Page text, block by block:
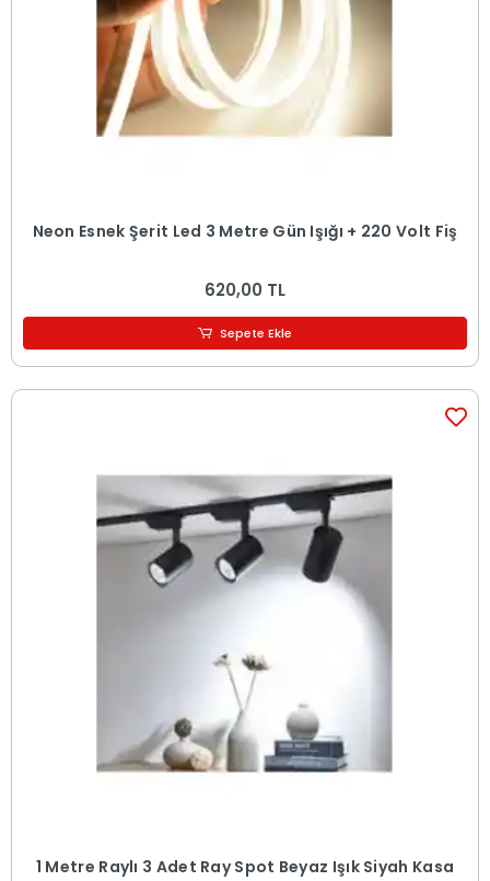
Neon Esnek Şerit Led 3 Metre Gün Işığı + 220 Volt Fiş
620,00 TL
Sepete Ekle
1 Metre Raylı 3 Adet Ray Spot Beyaz Işık Siyah Kasa